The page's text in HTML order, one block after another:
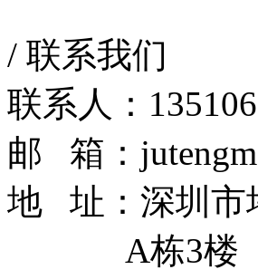
/ 联系我们
联系人：
邮 箱：
地 址：深圳市
A栋3楼